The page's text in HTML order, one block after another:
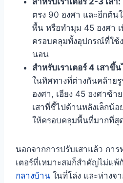
ตรง 90 องศา และอีกต้
พื้น หรือทำมุม 45 องศา
ครอบคลุมทั้งอุปกรณ์ที่ใช้
นอน
สำหรับเราเตอร์ 4 เสาขึ้น
ในทิศทางที่ต่างกันคล้าย
องศา, เอียง 45 องศาซ้
เสาที่ชี้ไปด้านหลังเล็กน้
ให้ครอบคลุมพื้นที่มากที่สุ
นอกจากการปรับเสาแล้ว การ
เตอร์ที่เหมาะสมก็สำคัญไม่แพ้
กลางบ้าน ในที่โล่ง และห่างจ